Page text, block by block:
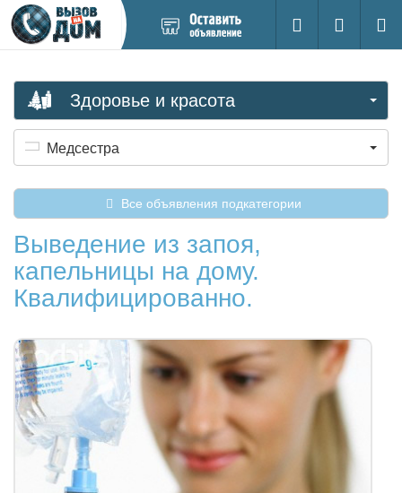
новое
Поиск
Вход на
Здоровье и красота
Медсестра
Все объявления подкатегории
Выведение из запоя,
капельницы на дому.
Квалифицированно.